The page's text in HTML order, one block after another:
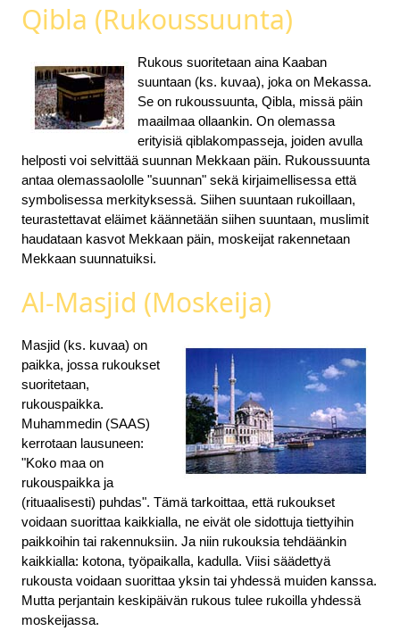
Qibla (Rukoussuunta)
Rukous suoritetaan aina Kaaban
suuntaan (ks. kuvaa), joka on Mekassa.
Se on rukoussuunta, Qibla, missä päin
maailmaa ollaankin. On olemassa
erityisiä qiblakompasseja, joiden avulla
helposti voi selvittää suunnan Mekkaan päin. Rukoussuunta
antaa olemassaololle "suunnan" sekä kirjaimellisessa että
symbolisessa merkityksessä. Siihen suuntaan rukoillaan,
teurastettavat eläimet käännetään siihen suuntaan, muslimit
haudataan kasvot Mekkaan päin, moskeijat rakennetaan
Mekkaan suunnatuiksi.
Al-Masjid (Moskeija)
Masjid (ks. kuvaa) on
paikka, jossa rukoukset
suoritetaan,
rukouspaikka.
Muhammedin (SAAS)
kerrotaan lausuneen:
"Koko maa on
rukouspaikka ja
(rituaalisesti) puhdas". Tämä tarkoittaa, että rukoukset
voidaan suorittaa kaikkialla, ne eivät ole sidottuja tiettyihin
paikkoihin tai rakennuksiin. Ja niin rukouksia tehdäänkin
kaikkialla: kotona, työpaikalla, kadulla. Viisi säädettyä
rukousta voidaan suorittaa yksin tai yhdessä muiden kanssa.
Mutta perjantain keskipäivän rukous tulee rukoilla yhdessä
moskeijassa.